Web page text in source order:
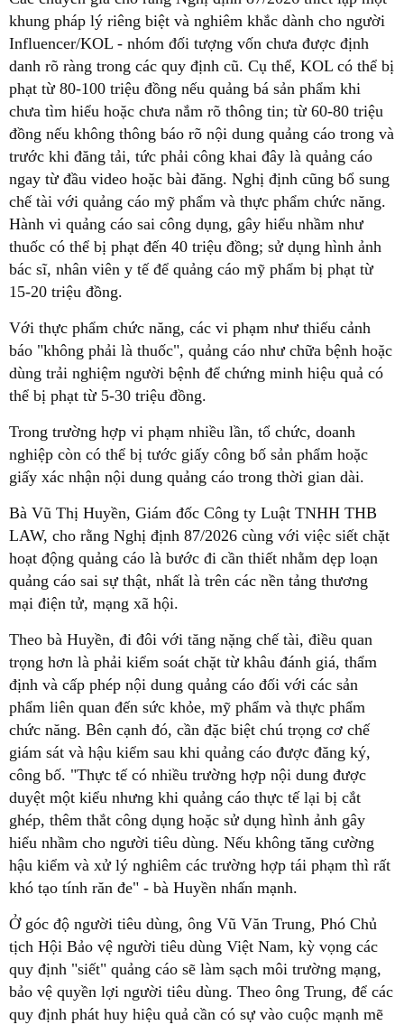
khung pháp lý riêng biệt và nghiêm khắc dành cho người
Influencer/KOL - nhóm đối tượng vốn chưa được định
danh rõ ràng trong các quy định cũ. Cụ thể, KOL có thể bị
phạt từ 80-100 triệu đồng nếu quảng bá sản phẩm khi
chưa tìm hiểu hoặc chưa nắm rõ thông tin; từ 60-80 triệu
đồng nếu không thông báo rõ nội dung quảng cáo trong và
trước khi đăng tải, tức phải công khai đây là quảng cáo
ngay từ đầu video hoặc bài đăng. Nghị định cũng bổ sung
chế tài với quảng cáo mỹ phẩm và thực phẩm chức năng.
Hành vi quảng cáo sai công dụng, gây hiểu nhầm như
thuốc có thể bị phạt đến 40 triệu đồng; sử dụng hình ảnh
bác sĩ, nhân viên y tế để quảng cáo mỹ phẩm bị phạt từ
15-20 triệu đồng.
Với thực phẩm chức năng, các vi phạm như thiếu cảnh
báo "không phải là thuốc", quảng cáo như chữa bệnh hoặc
dùng trải nghiệm người bệnh để chứng minh hiệu quả có
thể bị phạt từ 5-30 triệu đồng.
Trong trường hợp vi phạm nhiều lần, tổ chức, doanh
nghiệp còn có thể bị tước giấy công bố sản phẩm hoặc
giấy xác nhận nội dung quảng cáo trong thời gian dài.
Bà Vũ Thị Huyền, Giám đốc Công ty Luật TNHH THB
LAW, cho rằng Nghị định 87/2026 cùng với việc siết chặt
hoạt động quảng cáo là bước đi cần thiết nhằm dẹp loạn
quảng cáo sai sự thật, nhất là trên các nền tảng thương
mại điện tử, mạng xã hội.
Theo bà Huyền, đi đôi với tăng nặng chế tài, điều quan
trọng hơn là phải kiểm soát chặt từ khâu đánh giá, thẩm
định và cấp phép nội dung quảng cáo đối với các sản
phẩm liên quan đến sức khỏe, mỹ phẩm và thực phẩm
chức năng. Bên cạnh đó, cần đặc biệt chú trọng cơ chế
giám sát và hậu kiểm sau khi quảng cáo được đăng ký,
công bố. "Thực tế có nhiều trường hợp nội dung được
duyệt một kiểu nhưng khi quảng cáo thực tế lại bị cắt
ghép, thêm thắt công dụng hoặc sử dụng hình ảnh gây
hiểu nhầm cho người tiêu dùng. Nếu không tăng cường
hậu kiểm và xử lý nghiêm các trường hợp tái phạm thì rất
khó tạo tính răn đe" - bà Huyền nhấn mạnh.
Ở góc độ người tiêu dùng, ông Vũ Văn Trung, Phó Chủ
tịch Hội Bảo vệ người tiêu dùng Việt Nam, kỳ vọng các
quy định "siết" quảng cáo sẽ làm sạch môi trường mạng,
bảo vệ quyền lợi người tiêu dùng. Theo ông Trung, để các
quy định phát huy hiệu quả cần có sự vào cuộc mạnh mẽ